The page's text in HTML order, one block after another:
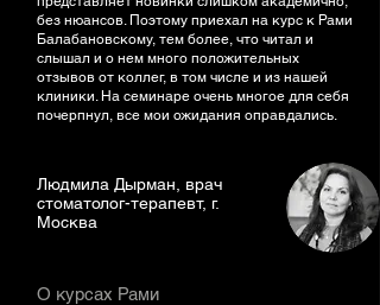
без нюансов. Поэтому приехал на курс к Рами
Балабановскому, тем более, что читал и
слышал и о нем много положительных
отзывов от коллег, в том числе и из нашей
клиники. На семинаре очень многое для себя
почерпнул, все мои ожидания оправдались.
Людмила Дырман, врач
стоматолог-терапевт, г.
Москва
О курсах Рами